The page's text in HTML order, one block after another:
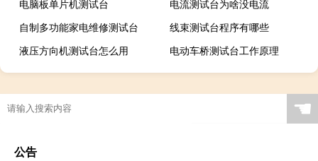
电脑板单片机测试台
电流测试台为啥没电流
自制多功能家电维修测试台
线束测试台程序有哪些
液压方向机测试台怎么用
电动车桥测试台工作原理
☚
公告